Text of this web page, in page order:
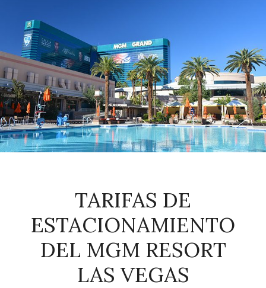
TARIFAS DE
ESTACIONAMIENTO
DEL MGM RESORT
LAS VEGAS